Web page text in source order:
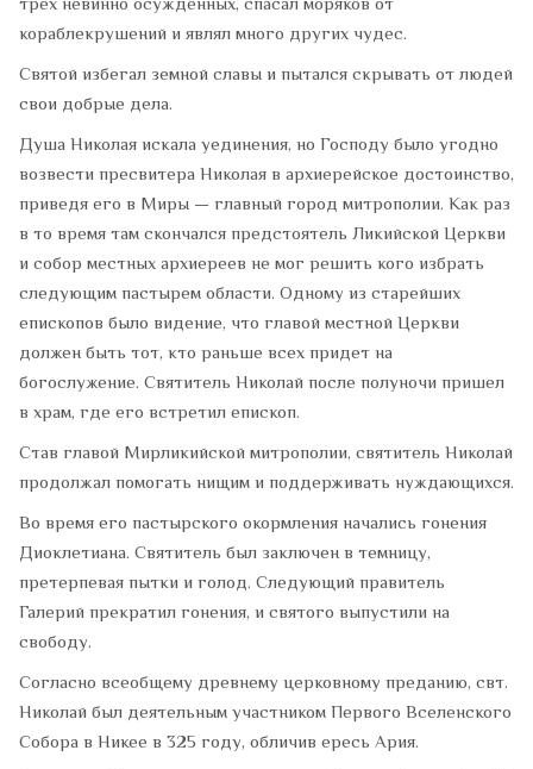
трех невинно осужденных, спасал моряков от
кораблекрушений и являл много других чудес.
Святой избегал земной славы и пытался скрывать от людей
свои добрые дела.
Душа Николая искала уединения, но Господу было угодно
возвести пресвитера Николая в архиерейское достоинство,
приведя его в Миры — главный город митрополии. Как раз
в то время там скончался предстоятель Ликийской Церкви
и собор местных архиереев не мог решить кого избрать
следующим пастырем области. Одному из старейших
епископов было видение, что главой местной Церкви
должен быть тот, кто раньше всех придет на
богослужение. Святитель Николай после полуночи пришел
в храм, где его встретил епископ.
Став главой Мирликийской митрополии, святитель Николай
продолжал помогать нищим и поддерживать нуждающихся.
Во время его пастырского окормления начались гонения
Диоклетиана. Святитель был заключен в темницу,
претерпевая пытки и голод. Следующий правитель
Галерий прекратил гонения, и святого выпустили на
свободу.
Согласно всеобщему древнему церковному преданию, свт.
Николай был деятельным участником Первого Вселенского
Собора в Никее в 325 году, обличив ересь Ария.